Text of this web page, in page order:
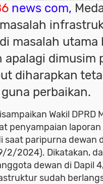
news com,
masalah utama
apalagi dimusim
diharapkan
perbaikan.
Wakil DPRD
penyampaian
saat paripurna dewan
2/2024). Dikatakan,
dewan di Dapil
sudah